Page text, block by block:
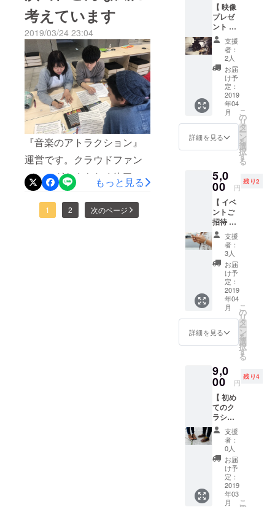
クション運営・菅野）
てください！twitter：
http://twitter.com/_AoM_offici
alInstagram：
http://instagram.com/aom.offi
cialfacebook：
https://www.facebook.com/e
vents/1205398516303487/
公式HP：
http://sgnmio.jp/aom/
してくださっているアー
ティスト様への還元に充て
させていただきます。『音
楽のアトラクション』は
4/22の初回を開催したあと
もパワーアップさせて2回、
3回…と開催していく予定で
す。まずは来月、初開催！
準備の様子や開催報告はこ
のCAMPFIRE活動報告ペー
ジでも各種SNSでも発信し
こと覗いてみてください^^
せん。どんな色、どんな
形、どんな動き、曲それぞ
れ考えております…実際当
日足を運んでいただいて、
演出をお楽しみください！
クラウドファンディングは
明日終了します。どうぞ、
最後まで応援よろしくお願
い致します。---------------------
------------------------------------
『音楽のアトラクション』
はSNSや公式HPで情報発信
考えています
2019/03/24 23:04
『音楽のアトラクション』
運営です。クラウドファン
ディングもまもなく終了に
さしかかってきました。残
りわずかですが、引き続き
もっと見る
1 2 次のページ
Web
ページ
上と当
日配布
のプロ
グラム
にお名
前を掲
載（支
援時、
必ず備
考欄に
ご希望
のお名
い。 記
入のな
は
CAMPF
IREの
ユー
ザー名
を掲載
いたし
ます。
ご了承
くださ
い。） *
支援額
は任意
に設定
【 映像
プレゼ
ント 】
コース
5,000
円〜 イ
ベント
には参
加しな
いけれ
ど様子
は気に
なる、
という
方に。
イベン
ト当日
の映像
をお届
け致し
ます！
・サン
クス
メール
をお届
け ・リ
ハ＋イ
ベント
当日の
映像を
お届け
・ご希
ページ
上と当
のプロ
グラム
にお名
前を掲
載 （支
援時、
必ず備
考欄に
ご希望
のお名
前をご
支援
者：
2人
お届
け予
定：
2019
年04
月
詳細を見る
こ
の
リ
タ
ー
ン
を
選
択
す
る
5,0
00 円
残り2
【 イベ
ントご
招待 】
コース
5,000
円〜 イ
ベント
当日に
ご参加
いただ
けるチ
ケット
をお届
け致し
ます！
メール
をお届
け ・お
一人様
イベン
トにご
招待 ・
ご希望
の場
合、
Web
ページ
上と当
日配布
支援
者：
3人
お届
け予
定：
2019
年04
月
詳細を見る
こ
の
リ
タ
ー
ン
を
選
択
す
る
9,0
00 円
残り4
【 初め
てのク
ラシッ
ク音楽
応援 】
コース
9,000
円〜 イ
ベント
当日に
参加い
支援
者：
0人
お届
け予
定：
2019
年03
月
こ